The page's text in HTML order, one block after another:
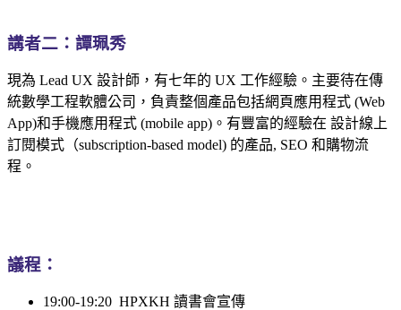
講者二：譚珮秀
現為 Lead UX 設計師，有七年的 UX 工作經驗。主要待在傳
統數學工程軟體公司，負責整個產品包括網頁應用程式 (Web
App)和手機應用程式 (mobile app)。有豐富的經驗在 設計線上
訂閱模式（subscription-based model) 的產品, SEO 和購物流
程。
議程：
19:00-19:20 HPXKH 讀書會宣傳